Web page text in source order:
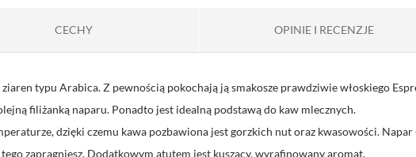
CECHY OPINIE I RECENZJE
typu Arabica. Z pewnością pokochają ją smakosze prawdziwie włoskiego
filiżanką naparu. Ponadto jest idealną podstawą do kaw mlecznych.
dzięki czemu kawa pozbawiona jest gorzkich nut oraz kwasowości.
zapragniesz. Dodatkowym atutem jest kuszący, wyrafinowany aromat.